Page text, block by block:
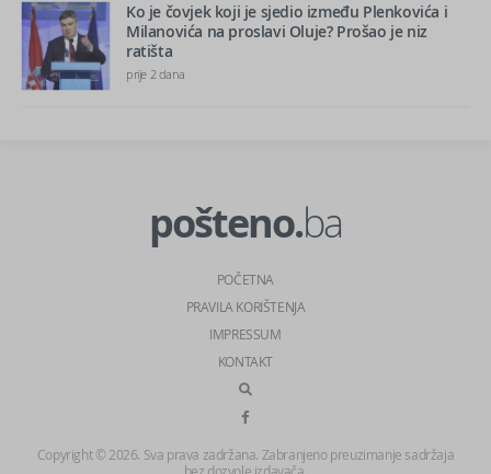
Ko je čovjek koji je sjedio između Plenkovića i
Milanovića na proslavi Oluje? Prošao je niz
ratišta
prije 2 dana
pošteno.ba
POČETNA
PRAVILA KORIŠTENJA
IMPRESSUM
KONTAKT
Copyright © 2026. Sva prava zadržana. Zabranjeno preuzimanje sadržaja